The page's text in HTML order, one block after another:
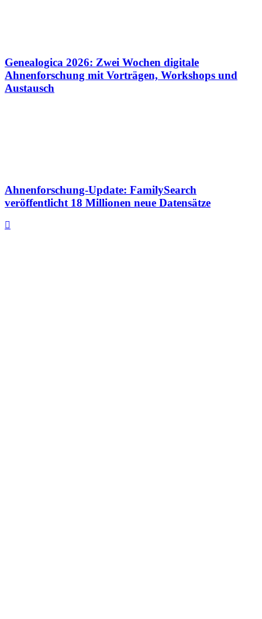
Genealogica 2026: Zwei Wochen digitale
Ahnenforschung mit Vorträgen, Workshops und
Austausch
Ahnenforschung-Update: FamilySearch
veröffentlicht 18 Millionen neue Datensätze